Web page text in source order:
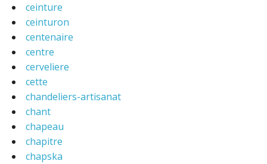
ceinture
ceinturon
centenaire
centre
cerveliere
cette
chandeliers-artisanat
chant
chapeau
chapitre
chapska